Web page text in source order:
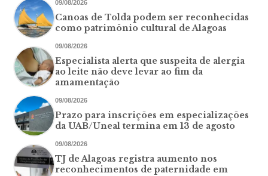
09/08/2026
Canoas de Tolda podem ser reconhecidas
como patrimônio cultural de Alagoas
09/08/2026
Especialista alerta que suspeita de alergia
ao leite não deve levar ao fim da
amamentação
09/08/2026
Prazo para inscrições em especializações
da UAB/Uneal termina em 13 de agosto
09/08/2026
TJ de Alagoas registra aumento nos
reconhecimentos de paternidade em